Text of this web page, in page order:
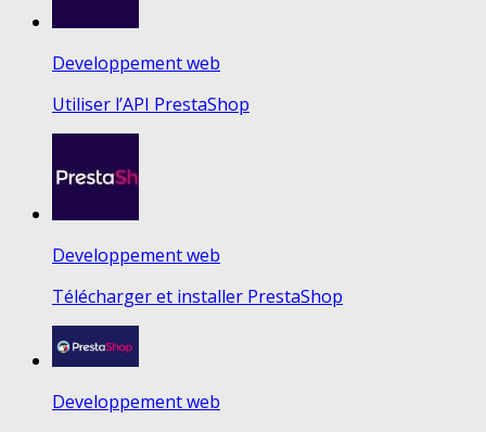
Developpement web
Utiliser l’API PrestaShop
Developpement web
Télécharger et installer PrestaShop
Developpement web